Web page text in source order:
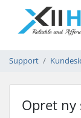
Support
Opret